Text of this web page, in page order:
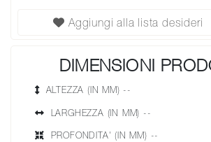
Aggiungi alla lista desideri
DIMENSIONI
ALTEZZA (IN MM) --
LARGHEZZA (IN MM) --
PROFONDITA' (IN MM) --